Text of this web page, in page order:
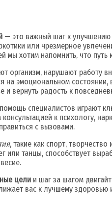
— это важный шаг к улучшению
или чрезмерное
мы хотим напомнить, что
организм, нарушают работу
на эмоциональном
и вернуть радость к
специалистов играют
консультацией к психологу,
с вызовами.
, такие как спорт,
или танцы, способствует
цели и шаг за шагом
вас к лучшему